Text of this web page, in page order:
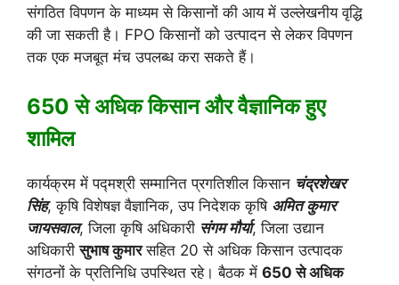
संगठित विपणन के माध्यम से किसानों की आय में उल्लेखनीय वृद्धि
की जा सकती है। FPO किसानों को उत्पादन से लेकर विपणन
तक एक मजबूत मंच उपलब्ध करा सकते हैं।
650 से अधिक किसान और वैज्ञानिक हुए
शामिल
कार्यक्रम में पद्मश्री सम्मानित प्रगतिशील किसान चंद्रशेखर
सिंह, कृषि विशेषज्ञ वैज्ञानिक, उप निदेशक कृषि अमित कुमार
जायसवाल, जिला कृषि अधिकारी संगम मौर्या, जिला उद्यान
अधिकारीसुभाष कुमारसहित 20 से अधिक किसान उत्पादक
संगठनों के प्रतिनिधि उपस्थित रहे। बैठक में 650 से अधिक